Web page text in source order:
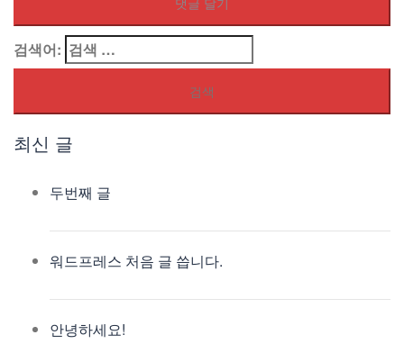
검색어:
최신 글
두번째 글
워드프레스 처음 글 씁니다.
안녕하세요!